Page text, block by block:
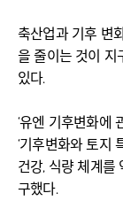
축산업과 기후 변
을 줄이는 것이 지
있다.
‘유엔 기후변화에
‘기후변화와 토지
건강, 식량 체계를
구했다.